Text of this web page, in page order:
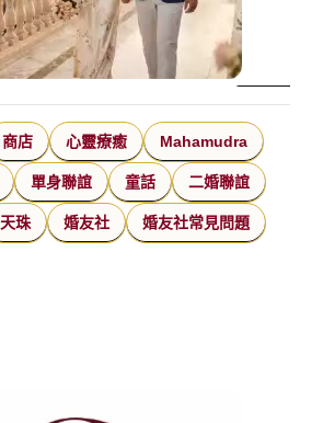
商店 心靈療癒 Mahamudra
單身聯誼 童話 二婚聯誼
天珠 婚友社 婚友社常見問題